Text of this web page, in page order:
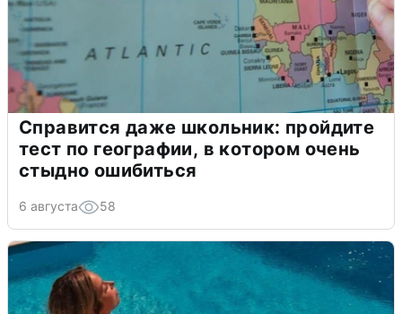
Справится даже школьник: пройдите
тест по географии, в котором очень
стыдно ошибиться
6 августа 58